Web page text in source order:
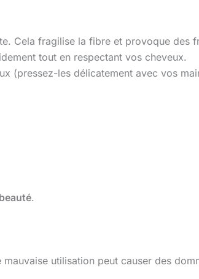
Cela fragilise la fibre et provoque des
tout en respectant vos cheveux.
(pressez-les délicatement avec vos
.
utilisation peut causer des